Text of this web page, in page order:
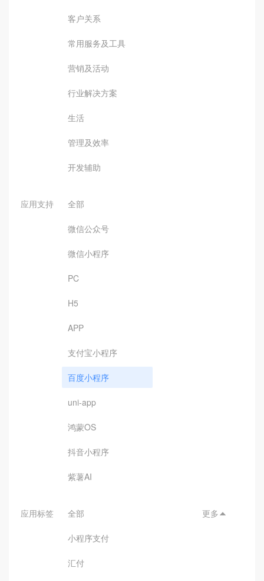
客户关系
常用服务及工具
营销及活动
行业解决方案
生活
管理及效率
开发辅助
应用支持 全部
微信公众号
微信小程序
PC
H5
APP
支付宝小程序
百度小程序
uni-app
鸿蒙OS
抖音小程序
紫薯AI
应用标签 全部
小程序支付
汇付
更多 